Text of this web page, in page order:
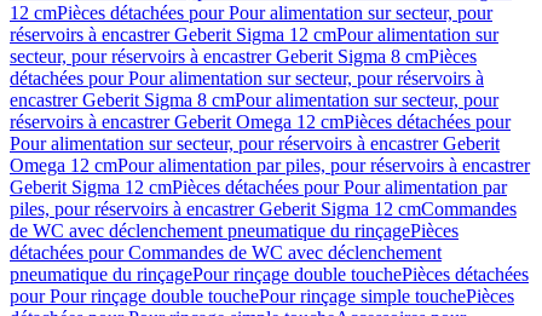
12 cmPièces détachées pour Pour alimentation sur secteur, pour
réservoirs à encastrer Geberit Sigma 12 cmPour alimentation sur
secteur, pour réservoirs à encastrer Geberit Sigma 8 cmPièces
détachées pour Pour alimentation sur secteur, pour réservoirs à
encastrer Geberit Sigma 8 cmPour alimentation sur secteur, pour
réservoirs à encastrer Geberit Omega 12 cmPièces détachées pour
Pour alimentation sur secteur, pour réservoirs à encastrer Geberit
Omega 12 cmPour alimentation par piles, pour réservoirs à encastrer
Geberit Sigma 12 cmPièces détachées pour Pour alimentation par
piles, pour réservoirs à encastrer Geberit Sigma 12 cmCommandes
de WC avec déclenchement pneumatique du rinçagePièces
détachées pour Commandes de WC avec déclenchement
pneumatique du rinçagePour rinçage double touchePièces détachées
pour Pour rinçage double touchePour rinçage simple touchePièces